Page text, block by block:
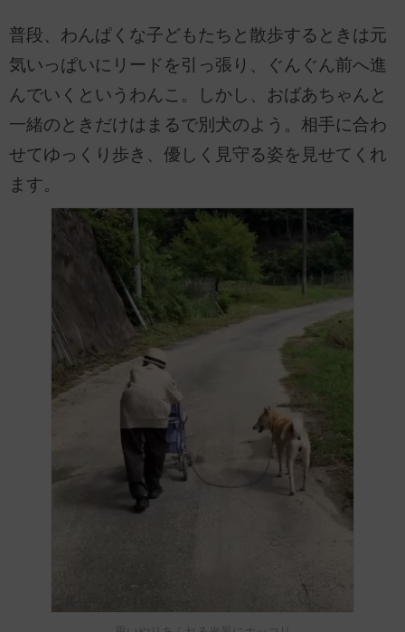
普段、わんぱくな子どもたちと散歩するときは元
気いっぱいにリードを引っ張り、ぐんぐん前へ進
んでいくというわんこ。しかし、おばあちゃんと
一緒のときだけはまるで別犬のよう。相手に合わ
せてゆっくり歩き、優しく見守る姿を見せてくれ
ます。